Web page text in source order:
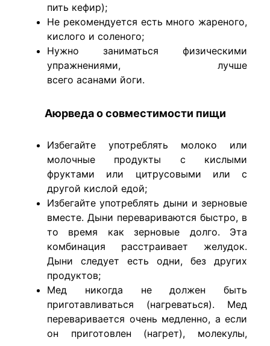
пить кефир);
Не рекомендуется есть много жареного,
кислого и соленого;
Нужно заниматься физическими
упражнениями, лучше
всего асанами йоги.
Аюрведа о совместимости пищи
Избегайте употреблять молоко или
молочные продукты с кислыми
фруктами или цитрусовыми или с
другой кислой едой;
Избегайте употреблять дыни и зерновые
вместе. Дыни перевариваются быстро, в
то время как зерновые долго. Эта
комбинация расстраивает желудок.
Дыни следует есть одни, без других
продуктов;
Мед никогда не должен быть
приготавливаться (нагреваться). Мед
переваривается очень медленно, а если
он приготовлен (нагрет), молекулы,